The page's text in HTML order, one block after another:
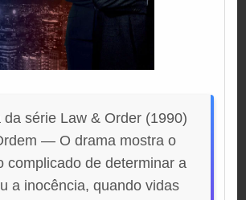
da série Law & Order (1990)
— O drama mostra o
complicado de determinar a
a inocência, quando vidas